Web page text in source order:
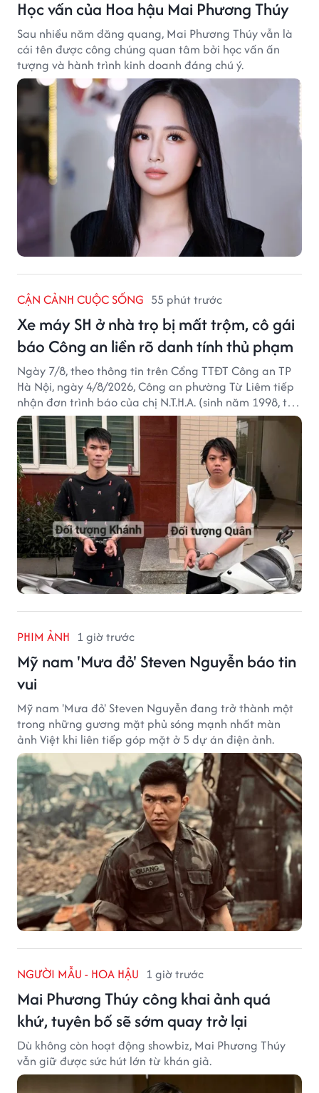
Học vấn của Hoa hậu Mai Phương Thúy
Sau nhiều năm đăng quang, Mai Phương Thúy vẫn là
cái tên được công chúng quan tâm bởi học vấn ấn
tượng và hành trình kinh doanh đáng chú ý.
CẬN CẢNH CUỘC SỐNG 55 phút trước
Xe máy SH ở nhà trọ bị mất trộm, cô gái
báo Công an liền rõ danh tính thủ phạm
Ngày 7/8, theo thông tin trên Cổng TTĐT Công an TP
Hà Nội, ngày 4/8/2026, Công an phường Từ Liêm tiếp
nhận đơn trình báo của chị N.T.H.A. (sinh năm 1998, trú
tại phường Từ Liêm) về việc bị kẻ gian lấy trộm chiếc
xe mô tô Honda SH 125i, tại khu nhà trọ nơi đang sinh
sống.
PHIM ẢNH 1 giờ trước
Mỹ nam 'Mưa đỏ' Steven Nguyễn báo tin
vui
Mỹ nam 'Mưa đỏ' Steven Nguyễn đang trở thành một
trong những gương mặt phủ sóng mạnh nhất màn
ảnh Việt khi liên tiếp góp mặt ở 5 dự án điện ảnh.
NGƯỜI MẪU - HOA HẬU 1 giờ trước
Mai Phương Thúy công khai ảnh quá
khứ, tuyên bố sẽ sớm quay trở lại
Dù không còn hoạt động showbiz, Mai Phương Thúy
vẫn giữ được sức hút lớn từ khán giả.